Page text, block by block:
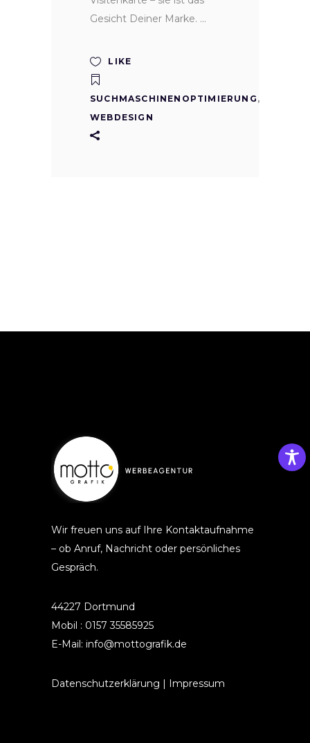
Gesicht Deiner Marke.
LIKE
SUCHMASCHINENOPTIMIERUNG ,
WEBDESIGN
Wir freuen uns auf Ihre Kontaktaufnahme
– ob Anruf, Nachricht oder persönliches
Gespräch.
44227 Dortmund
Mobil : 0157 35585925
E-Mail: info@mottografik.de
Datenschutzerklärung | Impressum